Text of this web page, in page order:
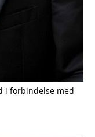
i forbindelse med